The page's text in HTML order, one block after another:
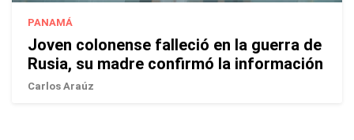
PANAMÁ
Joven colonense falleció en la guerra de
Rusia, su madre confirmó la información
Carlos Araúz